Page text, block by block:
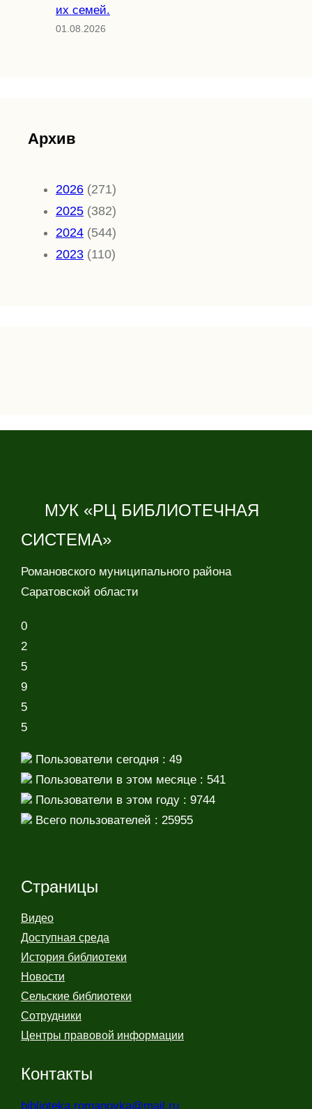
их семей.
01.08.2026
Архив
2026 (271)
2025 (382)
2024 (544)
2023 (110)
МУК «РЦ БИБЛИОТЕЧНАЯ
СИСТЕМА»
Романовского муниципального района
Саратовской области
0
2
5
9
5
5
Пользователи сегодня : 49
Пользователи в этом месяце : 541
Пользователи в этом году : 9744
Всего пользователей : 25955
Страницы
Видео
Доступная среда
История библиотеки
Новости
Сельские библиотеки
Сотрудники
Центры правовой информации
Контакты
biblioteka.romanovka@mail.ru